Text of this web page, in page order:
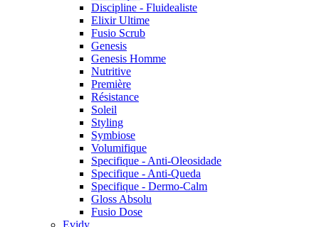
Discipline - Fluidealiste
Elixir Ultime
Fusio Scrub
Genesis
Genesis Homme
Nutritive
Première
Résistance
Soleil
Styling
Symbiose
Volumifique
Specifique - Anti-Oleosidade
Specifique - Anti-Queda
Specifique - Dermo-Calm
Gloss Absolu
Fusio Dose
Evidy